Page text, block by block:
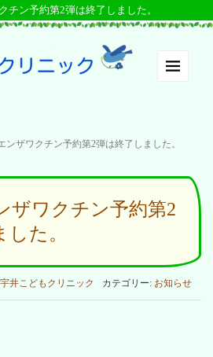
チン予約第2弾は終了しました。
ンザワクチン予約第2弾は終了しました。
ザワクチン予約第2
た。
宇井こどもクリニック カテゴリー: お知らせ